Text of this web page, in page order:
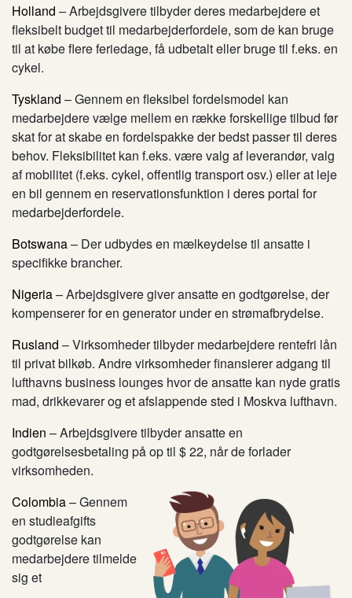
Holland – Arbejdsgivere tilbyder deres medarbejdere et
fleksibelt budget til medarbejderfordele, som de kan bruge
til at købe flere feriedage, få udbetalt eller bruge til f.eks. en
cykel.
Tyskland – Gennem en fleksibel fordelsmodel kan
medarbejdere vælge mellem en række forskellige tilbud før
skat for at skabe en fordelspakke der bedst passer til deres
behov. Fleksibilitet kan f.eks. være valg af leverandør, valg
af mobilitet (f.eks. cykel, offentlig transport osv.) eller at leje
en bil gennem en reservationsfunktion i deres portal for
medarbejderfordele.
Botswana– Der udbydes en mælkeydelse til ansatte i
specifikke brancher.
Nigeria– Arbejdsgivere giver ansatte en godtgørelse, der
kompenserer for en generator under en strømafbrydelse.
Rusland – Virksomheder tilbyder medarbejdere rentefri lån
til privat bilkøb. Andre virksomheder finansierer adgang til
lufthavns business lounges hvor de ansatte kan nyde gratis
mad, drikkevarer og et afslappende sted i Moskva lufthavn.
Indien – Arbejdsgivere tilbyder ansatte en
godtgørelsesbetaling på op til $ 22, når de forlader
virksomheden.
Colombia– Gennem
en studieafgifts
godtgørelse kan
medarbejdere tilmelde
sig et